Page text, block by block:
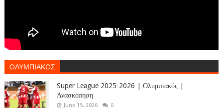
ΟΛΥΜΠΙΑΚΟΣ
Super League 2025-2026 | Ολυμπιακός |
Ανασκόπηση
June 15, 2026 0